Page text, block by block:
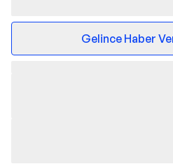
Gelince Haber